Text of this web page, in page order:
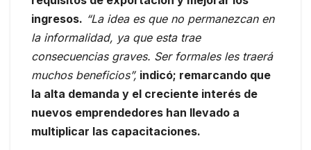
ingresos. “La idea es que no permanezcan en
la informalidad, ya que esta trae
consecuencias graves. Ser formales les traerá
muchos beneficios”, indicó; remarcando que
la alta demanda y el creciente interés de
nuevos emprendedores han llevado a
multiplicar las capacitaciones.